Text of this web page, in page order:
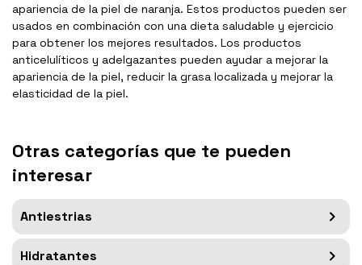
apariencia de la piel de naranja. Estos productos pueden ser
usados en combinación con una dieta saludable y ejercicio
para obtener los mejores resultados. Los productos
anticelulíticos y adelgazantes pueden ayudar a mejorar la
apariencia de la piel, reducir la grasa localizada y mejorar la
elasticidad de la piel.
Otras categorías que te pueden
interesar
Antiestrias
Hidratantes